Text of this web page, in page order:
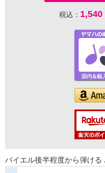
税込： 1,540
バイエル後半程度から弾け